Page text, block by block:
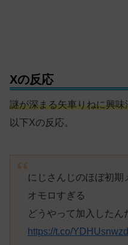
Xの反応
謎が深まる矢車りねに興
以下Xの反応。
にじさんじのほぼ初期
オモロすぎる
どうやって加入したん
https://t.co/